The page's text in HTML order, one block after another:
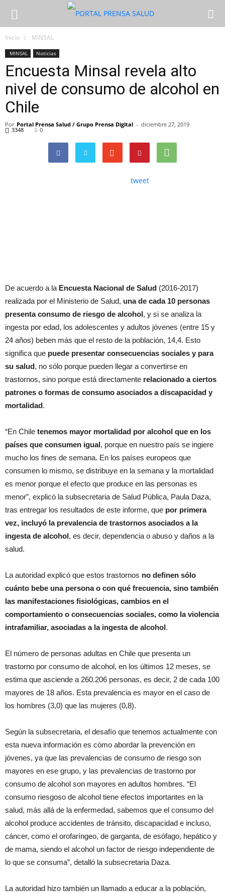
Inicio MINSAL
MINSAL Noticias
Encuesta Minsal revela alto
nivel de consumo de alcohol en
Chile
Por Portal Prensa Salud / Grupo Prensa Digital - diciembre 27, 2019
3348 0
tweet
De acuerdo a la Encuesta Nacional de Salud (2016-2017)
realizada por el Ministerio de Salud, una de cada 10 personas
presenta consumo de riesgo de alcohol, y si se analiza la
ingesta por edad, los adolescentes y adultos jóvenes (entre 15 y
24 años) beben más que el resto de la población, 14,4. Esto
significa que puede presentar consecuencias sociales y para
su salud, no sólo porque pueden llegar a convertirse en
trastornos, sino porque está directamente relacionado a ciertos
patrones o formas de consumo asociados a discapacidad y
mortalidad.
“En Chile tenemos mayor mortalidad por alcohol que en los
países que consumen igual, porque en nuestro país se ingiere
mucho los fines de semana. En los países europeos que
consumen lo mismo, se distribuye en la semana y la mortalidad
es menor porque el efecto que produce en las personas es
menor”, explicó la subsecretaria de Salud Pública, Paula Daza,
tras entregar los resultados de este informe, que por primera
vez, incluyó la prevalencia de trastornos asociados a la
ingesta de alcohol, es decir, dependencia o abuso y daños a la
salud.
La autoridad explicó que estos trastornos no definen sólo
cuánto bebe una persona o con qué frecuencia, sino también
las manifestaciones fisiológicas, cambios en el
comportamiento o consecuencias sociales, como la violencia
intrafamiliar, asociadas a la ingesta de alcohol.
El número de personas adultas en Chile que presenta un
trastorno por consumo de alcohol, en los últimos 12 meses, se
estima que asciende a 260.206 personas, es decir, 2 de cada 100
mayores de 18 años. Esta prevalencia es mayor en el caso de
los hombres (3,0) que las mujeres (0,8).
Según la subsecretaria, el desafío que tenemos actualmente con
esta nueva información es cómo abordar la prevención en
jóvenes, ya que las prevalencias de consumo de riesgo son
mayores en ese grupo, y las prevalencias de trastorno por
consumo de alcohol son mayores en adultos hombres. “El
consumo riesgoso de alcohol tiene efectos importantes en la
salud, más allá de la enfermedad, sabemos que el consumo del
alcohol produce accidentes de tránsito, discapacidad e incluso,
cáncer, como el orofaríngeo, de garganta, de esófago, hepático y
de mama, siendo el alcohol un factor de riesgo independiente de
lo que se consuma”, detalló la subsecretaria Daza.
La autoridad hizo también un llamado a educar a la población,